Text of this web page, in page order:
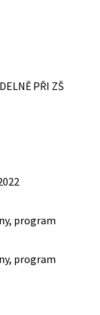
PŘI ZŠ
program
program